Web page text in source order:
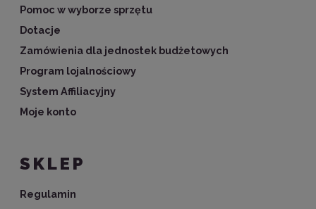
Pomoc w wyborze sprzętu
Dotacje
Zamówienia dla jednostek budżetowych
Program lojalnościowy
System Affiliacyjny
Moje konto
SKLEP
Regulamin